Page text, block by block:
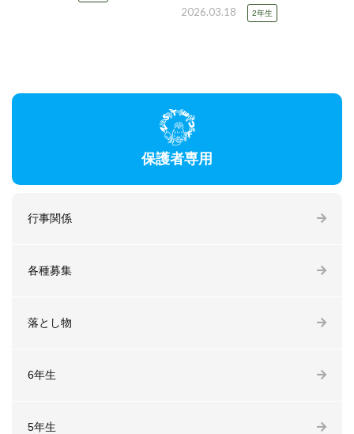
2026.03.18 2年生
保護者専用
行事関係
各種募集
落とし物
6年生
5年生